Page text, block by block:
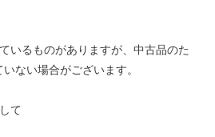
いるものがありますが、中古品のた
ない場合がございます。
て